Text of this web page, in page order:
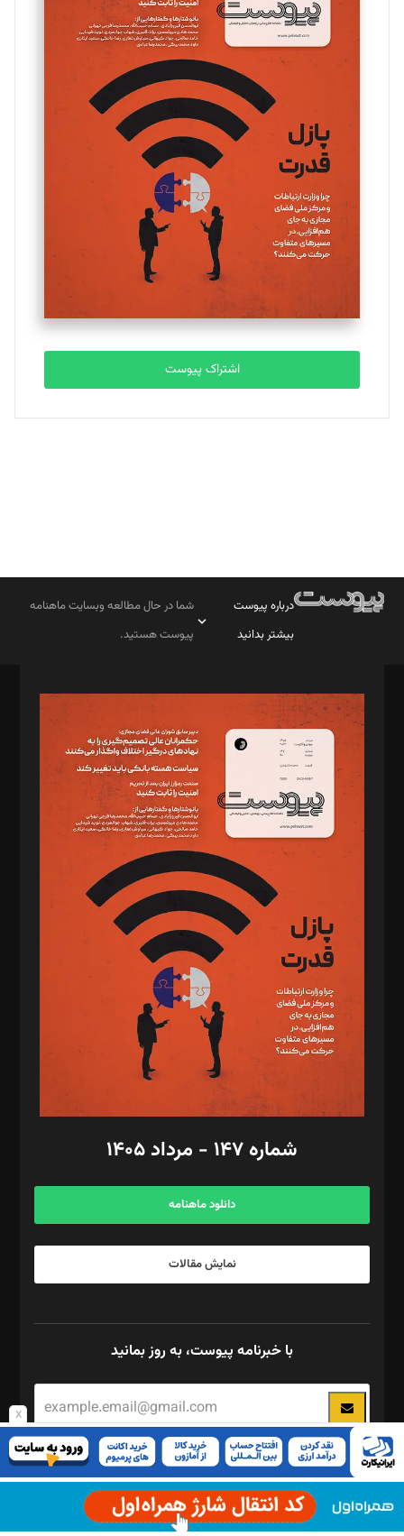
x
مینا پاکدل
یسنا امان‌پور
تحریریه
ملینا جعفری
تحریریه
مصطفی مسجدی آرانی
تحریریه
بابک نقاش
تحریریه
اشتراک پیوست
درباره پیوست
بیشتر بدانید
شما در حال مطالعه وبسایت ماهنامه
پیوست هستید.
مدیر مسئول: محمدباقر اثنی‌عشری
سردبیر: مهرک محمودی
دبیر تحریریه: میثم قاسمی
د‌بیر ناداستان: سمانه سمیع
د‌بیر خدمت و تجارت: ابوالفضل رجبی
د‌بیر حقوق فناوری: حسام‌الدین ایپکچی
د‌بیر پیوست جهان: مینا پاکدل
د‌بیر تحریریه آنلاین: بابک نقاش
تحریریه‌: مجتبی محمود‌ی، آرش برهمند، یسنا امان‌پور، سروش کرمیان،
مصطفی مسجدی آرانی، ابوالفضل رجبی، زهرا فکرانه، فائزه فتحی
رستمی،مصطفی باستان
ویرایش: نگار استاد‌‌آقا
طراح یونیفرم: مجید توکلی
فیلمبرداری و عکاسی: امیر شفیعی، مانی لطفی زاده
گرافیک و صفحه‌آرایی: سید‌سبحان‌علی ثابت
مد‌یر توسعه تجاری: کامبیز برید‌
امور مالی: شاپور رهبری، محمد‌ کاظمی‌نیا
آگهی و مشترکین: ۰۹۱۹۹۹۹۰۴۵۴
شماره ۱۴۷ - مرداد ۱۴۰۵
دانلود ماهنامه
نمایش مقالات
با خبرنامه پیوست، به روز بمانید
برای استفاده از ریکپچا بایستی کلید API را در صفحه ی تنظیمات Quform
وارد کنید.
این